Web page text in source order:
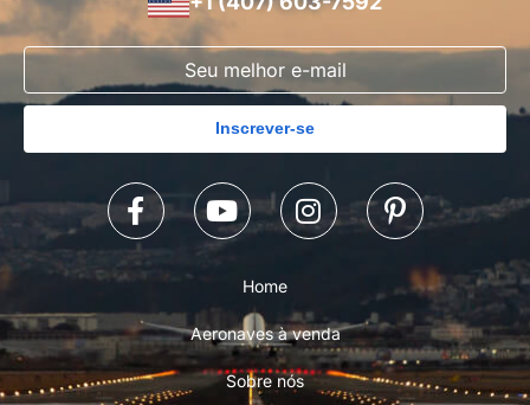
Inscrever-se
Home
Aeronaves à venda
Sobre nós